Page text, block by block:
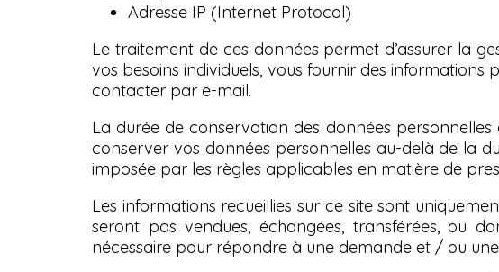
Adresse IP (Internet Protocol)
Le traitement de ces données permet d’assurer la
vos besoins individuels, vous fournir des
contacter par e-mail.
La durée de conservation des données personnelles
conserver vos données personnelles au-delà de la
imposée par les règles applicables en matière de
Les informations recueillies sur ce site sont
seront pas vendues, échangées, transférées, ou
nécessaire pour répondre à une demande et / ou